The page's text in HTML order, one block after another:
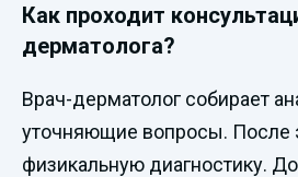
Как проходит
дерматолога?
Врач-дерматолог собирает
уточняющие вопросы. После
физикальную диагностику.